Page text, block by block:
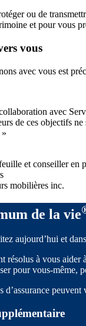
ou de
et pour vous
vous
avec vous est
avec
de ces objectifs
et conseiller en
mobilières inc.
de la vie
aujourd’hui et
résolus à vous
pour vous-même,
d’assurance